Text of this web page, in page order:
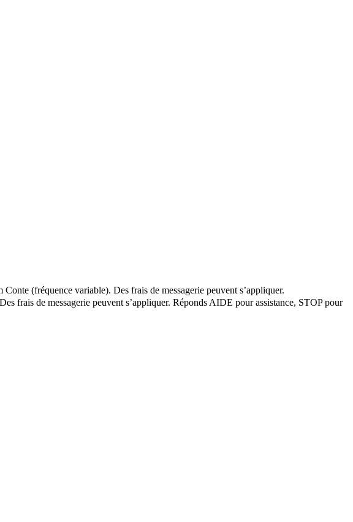
(fréquence variable). Des frais de messagerie peuvent s’appliquer.
frais de messagerie peuvent s’appliquer. Réponds AIDE pour assistance, STOP pour